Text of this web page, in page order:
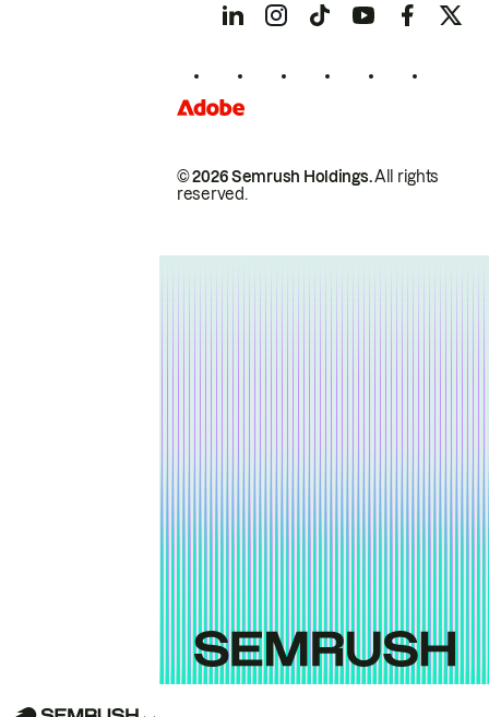
© 2026 Semrush Holdings.All rights
reserved.